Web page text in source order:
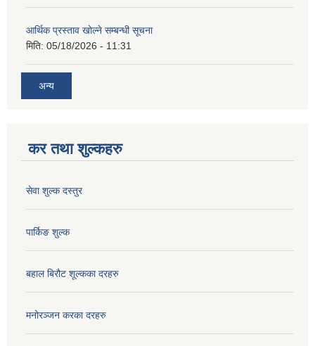
आर्थिक प्रस्ताव खोल्ने सम्बन्धी सूचना
मिति: 05/18/2026 - 11:31
अन्य
कर तथा शुल्कहरु
सेवा शुल्क दस्तुर
पार्किङ शुल्क
बहाल बिरौट शूल्कका दरहरु
मनोरञ्जन करका दरहरु